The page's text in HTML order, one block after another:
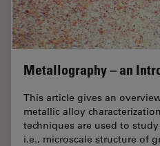
Metallography – an
This article gives an
metallic alloy
techniques are used to
i.e., microscale structure of